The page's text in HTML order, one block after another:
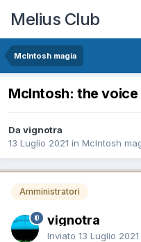
Melius Club
McIntosh magia
McIntosh: the
Da vignotra
13 Luglio 2021 in McIntosh
Amministratori
vignotra
Inviato 13 Luglio 2021